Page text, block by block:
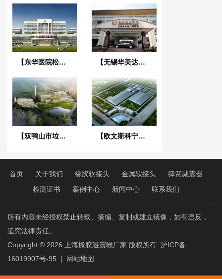
【东华医院松山湖院区3号心脑血管大楼】减振降噪合同 【无锡华美达酒店项目】橡胶接头减震器发票
【双鸭山市垃圾焚烧发电项目】减振器合同 【欧文斯科宁中国项目】橡胶接头合同
首页 关于我们 橡胶软接头 金属软接头
弹簧减震器
检测证书
案例中心 新闻中心 联系我们
所有内容未经授权禁止转载、摘编、复制或建立镜像，如有违反，
追究法律责任。
Copyright © 2026
上海橡胶避震喉厂家 版权所有 沪ICP备
16019907号-95 | 网站地图